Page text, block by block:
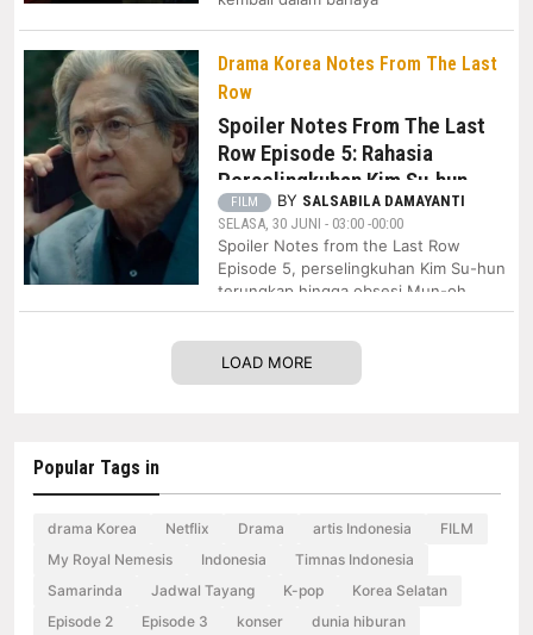
Popular Tags in
drama Korea Netflix Drama artis Indonesia
FILM
My Royal Nemesis
Indonesia
Timnas Indonesia
Samarinda
Jadwal Tayang K-pop
Korea Selatan
Episode 2
Episode 3 konser
dunia hiburan
Drama Korea Notes From The Last
Row
Spoiler Notes From The Last
Row Episode 5: Rahasia
Perselingkuhan Kim Su-hun
Terungkap, Heo Mun-oh Makin
Terobsesi
FILM BY SALSABILA DAMAYANTI
SELASA, 30 JUNI - 03:00 -00:00
Spoiler Notes from the Last Row
Episode 5, perselingkuhan Kim Su-hun
terungkap hingga obsesi Mun-oh
LOAD MORE